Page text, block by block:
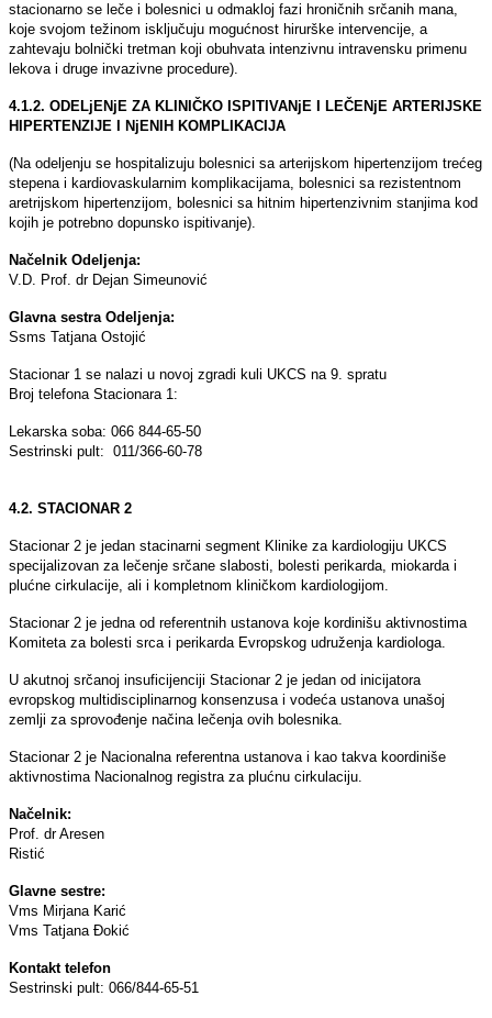
stacionarno se leče i bolesnici u odmakloj fazi hroničnih srčanih mana,
koje svojom težinom isklјučuju mogućnost hirurške intervencije, a
zahtevaju bolnički tretman koji obuhvata intenzivnu intravensku primenu
lekova i druge invazivne procedure).
4.1.2. ODELjENјE ZA KLINIČKO ISPITIVANјE I LEČENјE ARTERIJSKE
HIPERTENZIJE I NјENIH KOMPLIKACIJA
(Na odelјenju se hospitalizuju bolesnici sa arterijskom hipertenzijom trećeg
stepena i kardiovaskularnim komplikacijama, bolesnici sa rezistentnom
aretrijskom hipertenzijom, bolesnici sa hitnim hipertenzivnim stanjima kod
kojih je potrebno dopunsko ispitivanje).
Načelnik Odelјenja:
V.D. Prof. dr Dejan Simeunović
Glavna sestra Odelјenja:
Ssms Tatjana Ostojić
Stacionar 1 se nalazi u novoj zgradi kuli UKCS na 9. spratu
Broj telefona Stacionara 1:
Lekarska soba: 066 844-65-50
Sestrinski pult: 011/366-60-78
4.2. STACIONAR 2
Stacionar 2 je jedan stacinarni segment Klinike za kardiologiju UKCS
specijalizovan za lečenje srčane slabosti, bolesti perikarda, miokarda i
plućne cirkulacije, ali i kompletnom kliničkom kardiologijom.
Stacionar 2 je jedna od referentnih ustanova koje kordinišu aktivnostima
Komiteta za bolesti srca i perikarda Evropskog udruženja kardiologa.
U akutnoj srčanoj insuficijenciji Stacionar 2 je jedan od inicijatora
evropskog multidisciplinarnog konsenzusa i vodeća ustanova unašoj
zemlјi za sprovođenje načina lečenja ovih bolesnika.
Stacionar 2 je Nacionalna referentna ustanova i kao takva koordiniše
aktivnostima Nacionalnog registra za plućnu cirkulaciju.
Načelnik:
Prof. dr Aresen
Glavne sestre:
Vms Mirjana Karić
Vms Tatjana Đokić
Kontakt telefon
Sestrinski pult: 066/844-65-51